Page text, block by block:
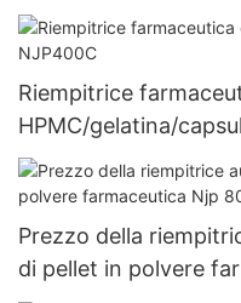
polvere, frullatore
Riempitrice
HPMC/gelatina/
Prezzo della
di pellet in polvere